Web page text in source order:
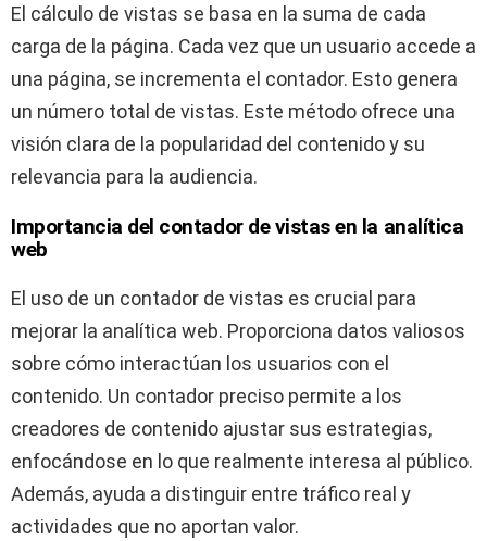
El cálculo de vistas se basa en la suma de cada
carga de la página. Cada vez que un usuario accede a
una página, se incrementa el contador. Esto genera
un número total de vistas. Este método ofrece una
visión clara de la popularidad del contenido y su
relevancia para la audiencia.
Importancia del contador de vistas en la analítica
web
El uso de un contador de vistas es crucial para
mejorar la analítica web. Proporciona datos valiosos
sobre cómo interactúan los usuarios con el
contenido. Un contador preciso permite a los
creadores de contenido ajustar sus estrategias,
enfocándose en lo que realmente interesa al público.
Además, ayuda a distinguir entre tráfico real y
actividades que no aportan valor.